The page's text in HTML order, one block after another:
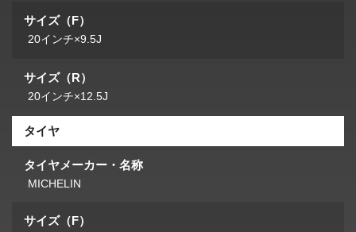
サイズ（F）
20インチ×9.5J
サイズ（R）
20インチ×12.5J
タイヤ
タイヤメーカー・名称
MICHELIN
サイズ（F）